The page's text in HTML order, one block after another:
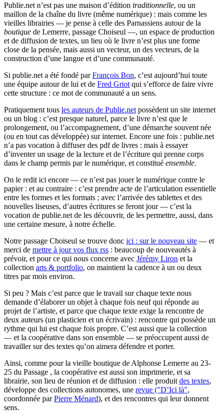
Publie.net n’est pas une maison d’édition traditionnelle, ou un
maillon de la chaîne du livre (même numérique) : mais comme les
vieilles librairies — je pense à celle des Parnassiens autour de la
boutique de Lemerre, passage Choiseul —, un espace de production
et de diffusion de textes, un lieu où le livre n’est plus une forme
close de la pensée, mais aussi un vecteur, un des vecteurs, de la
construction d’une langue et d’une communauté.
Si publie.net a été fondé parFrançois Bon, c’est aujourd’hui toute
une équipe autour de lui et de Fred Griot qui s’efforce de faire vivre
cette structure : ce mot de communauté a un sens.
Pratiquement tous les auteurs de Publie.net possèdent un site internet
ou un blog : c’est presque naturel, parce le livre n’est que le
prolongement, ou l’accompagnement, d’une démarche souvent née
(ou en tout cas développée) sur internet. Encore une fois : publie.net
n’a pas vocation à diffuser des pdf de livres : mais à essayer
d’inventer un usage de la lecture et de l’écriture qui prenne corps
dans le champ permis par le numérique, et constitué ensemble.
On le redit ici encore — ce n’est pas jouer le numérique contre le
papier : et au contraire : c’est prendre acte de l’articulation essentielle
entre les formes et les formats ; avec l’arrivée des tablettes et des
nouvelles liseuses, d’autres écritures se feront jour — c’est la
vocation de publie.net de les découvrir, de les permettre, aussi, dans
une certaine mesure, à notre échelle.
Notre passage Choiseul se trouve donc ici : sur le nouveau site — et
merci de mettre à jour vos flux rss : beaucoup de nouveautés à
prévoir, et pour ce qui nous concerne avec Jérémy Liron et la
collection arts & portfolio, on maintient la cadence à un ou deux
titres par mois environ.
Si peu ? Mais c’est parce que le travail sur chaque texte nous
demande d’élaborer un objet à chaque fois neuf qui réponde au
projet de l’artiste, et parce que chaque texte exige la rencontre de
deux auteurs (un plasticien et un écrivain) : rencontre qui possède un
rythme qui lui est chaque fois propre. C’est aussi que la collection
— et la coopérative dans son ensemble — se préoccupent aussi de
travailler sur des textes qu’on aimera défendre et porter.
Ainsi, comme pour la vieille boutique de Alphonse Lemerre au 23-
25 du Passage , la coopérative est aussi son imprimerie, et sa
librairie, son lieu de réunion et de diffusion : elle produit des textes,
développe des collections autonomes, une revue ("D’Ici là",
coordonnée parPierre Ménard), et des rencontres qui leur donnent
sens.